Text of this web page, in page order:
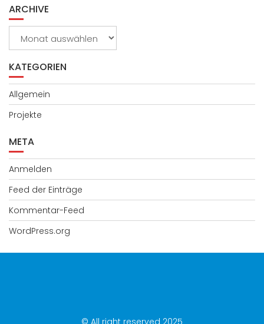
ARCHIVE
KATEGORIEN
Allgemein
Projekte
META
Anmelden
Feed der Einträge
Kommentar-Feed
WordPress.org